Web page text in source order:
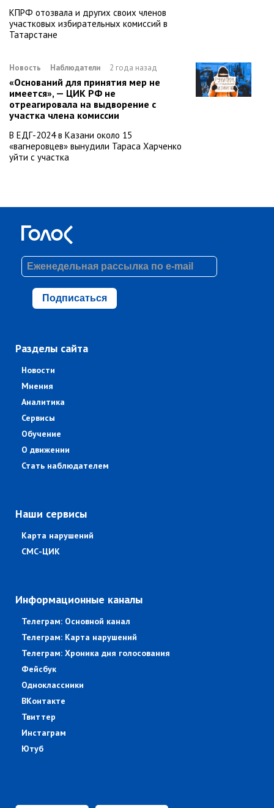
КПРФ отозвала и других своих членов
участковых избирательных комиссий в
Татарстане
Новость Наблюдатели 2 года назад
«Оснований для принятия мер не
имеется», — ЦИК РФ не
отреагировала на выдворение с
участка члена комиссии
В ЕДГ-2024 в Казани около 15
«вагнеровцев» вынудили Тараса Харченко
уйти с участка
Подписаться
Разделы сайта
Новости
Мнения
Аналитика
Сервисы
Обучение
О движении
Стать наблюдателем
Наши сервисы
Карта нарушений
СМС-ЦИК
Информационные каналы
Телеграм: Основной канал
Телеграм: Карта нарушений
Телеграм: Хроника дня голосования
Фейсбук
Одноклассники
ВКонтакте
Твиттер
Инстаграм
Ютуб